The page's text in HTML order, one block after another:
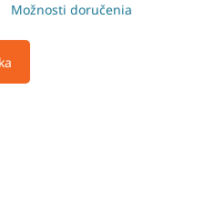
Možnosti doručenia